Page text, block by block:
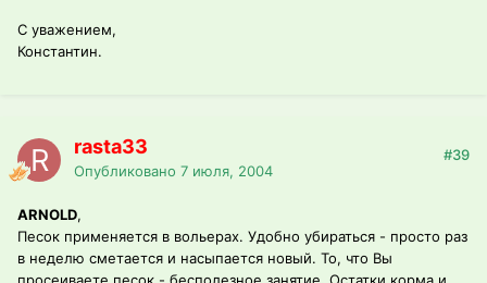
С уважением,
Константин.
rasta33
Опубликовано 7 июля, 2004
#39
ARNOLD,
Песок применяется в вольерах. Удобно убираться - просто раз
в неделю сметается и насыпается новый. То, что Вы